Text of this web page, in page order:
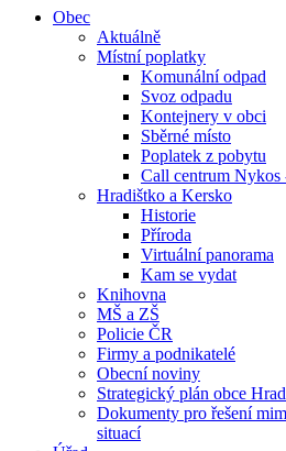
Obec
Aktuálně
Místní poplatky
Komunální odpad
Svoz odpadu
Kontejnery v obci
Sběrné místo
Poplatek z pobytu
Call centrum Nykos
Hradištko a Kersko
Historie
Příroda
Virtuální panorama
Kam se vydat
Knihovna
MŠ a ZŠ
Policie ČR
Firmy a podnikatelé
Obecní noviny
Strategický plán obce
Dokumenty pro řešení
situací